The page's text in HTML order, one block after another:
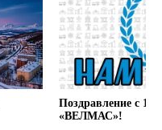
Поздравление с
«ВЕЛМАС»!